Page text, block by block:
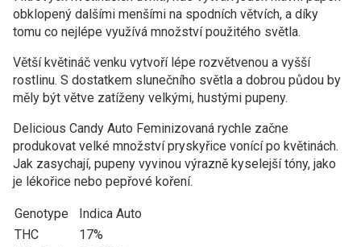
obklopený dalšími menšími na spodních větvích, a díky
tomu co nejlépe využívá množství použitého světla.
Větší květináč venku vytvoří lépe rozvětvenou a vyšší
rostlinu. S dostatkem slunečního světla a dobrou půdou by
měly být větve zatíženy velkými, hustými pupeny.
Delicious Candy Auto Feminizovaná rychle začne
produkovat velké množství pryskyřice vonící po květinách.
Jak zasychají, pupeny vyvinou výrazně kyselejší tóny, jako
je lékořice nebo pepřové koření.
Genotype
Indica Auto
THC
17%